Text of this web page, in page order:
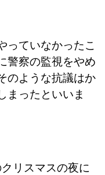
っていなかったこ
警察の監視をやめ
のような抗議はか
まったといいま
リスマスの夜に